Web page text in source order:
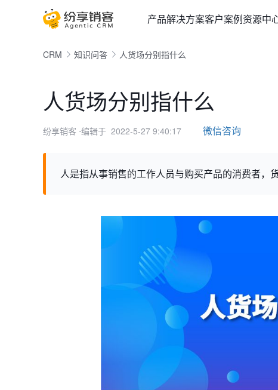
产品解决方案客户案例资源中
CRM 知识问答 人货场分别指什么
人货场分别指什么
纷享销客 ⋅编辑于 2022-5-27 9:40:17 微信咨询
人是指从事销售的工作人员与购买产品的消费者，